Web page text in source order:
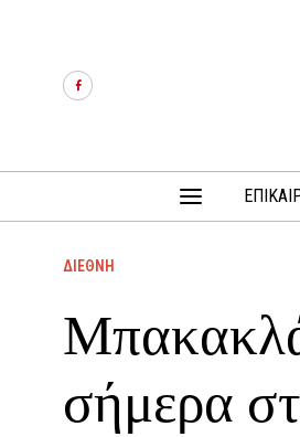
ΔΙΕΘΝΗ
σήμερα